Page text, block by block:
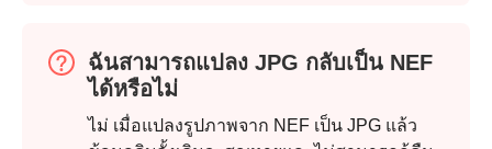
ฉันสามารถแปลง JPG กลับเป็น NEF
ได้หรือไม่
ไม่ เมื่อแปลงรูปภาพจาก NEF เป็น JPG แล้ว